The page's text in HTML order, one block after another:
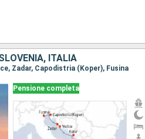
ITALIA
Zadar, Capodistria (Koper), Fusina
Pensione completa